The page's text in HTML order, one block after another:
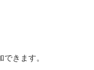
きます。